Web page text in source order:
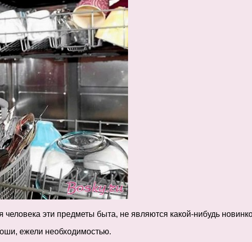
эти предметы быта, не являются какой-нибудь
ежели необходимостью.